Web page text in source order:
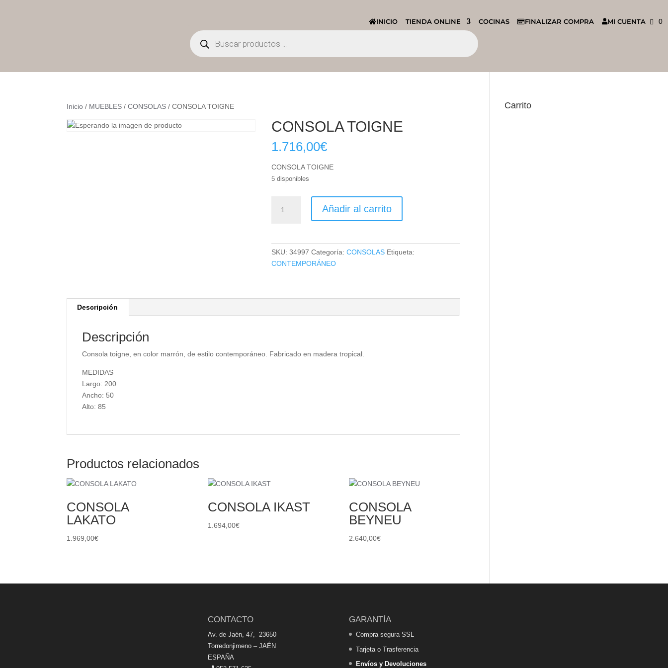
INICIO TIENDA ONLINE COCINAS FINALIZAR COMPRA MI CUENTA
0
Búsqueda
de
productos
Inicio / MUEBLES /CONSOLAS / CONSOLA TOIGNE
CONSOLA TOIGNE
1.716,00€
CONSOLA TOIGNE
5 disponibles
TOIGNE
Añadir al carrito
SKU:34997 Categoría:CONSOLAS Etiqueta:
CONTEMPORÁNEO
Descripción
Descripción
Consola toigne, en color marrón, de estilo contemporáneo. Fabricado en madera tropical.
MEDIDAS
Largo: 200
Ancho: 50
Alto: 85
Productos relacionados
CONSOLA
LAKATO
1.969,00€
CONSOLA IKAST
1.694,00€
CONSOLA
BEYNEU
2.640,00€
Carrito
CONTACTO
Av. de Jaén, 47, 23650
Torredonjimeno – JAÉN
ESPAÑA
GARANTÍA
Compra segura SSL
Tarjeta o Trasferencia
Envíos y Devoluciones